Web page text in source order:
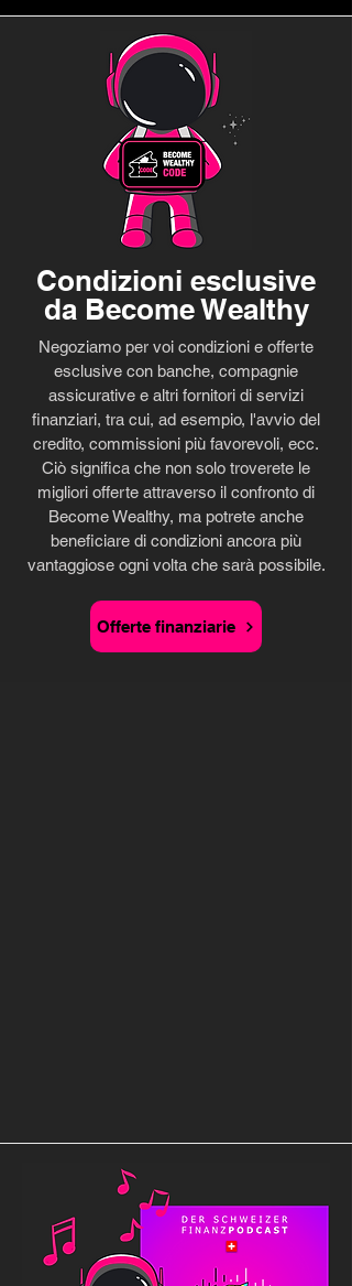
Condizioni esclusive
da Become Wealthy
Negoziamo per voi condizioni e offerte
esclusive con banche, compagnie
assicurative e altri fornitori di servizi
finanziari, tra cui, ad esempio, l'avvio del
credito, commissioni più favorevoli, ecc.
Ciò significa che non solo troverete le
migliori offerte attraverso il confronto di
Become Wealthy, ma potrete anche
beneficiare di condizioni ancora più
vantaggiose ogni volta che sarà possibile.
Offerte finanziarie